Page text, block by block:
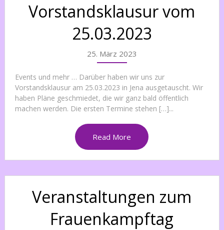
Vorstandsklausur vom
25.03.2023
25. März 2023
Events und mehr … Darüber haben wir uns zur
Vorstandsklausur am 25.03.2023 in Jena ausgetauscht. Wir
haben Pläne geschmiedet, die wir ganz bald öffentlich
machen werden. Die ersten Termine stehen […]...
Read More
Veranstaltungen zum
Frauenkampftag